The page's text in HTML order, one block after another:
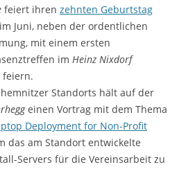
feiert ihren zehnten Geburtstag
Juni, neben der ordentlichen
mit einem ersten
im Heinz Nixdorf
feiern.
Standorts hält auf der
einen Vortrag mit dem Thema
Deployment for Non-Profit
das am Standort entwickelte
Servers für die Vereinsarbeit zu